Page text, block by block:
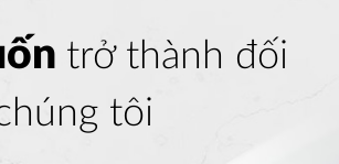
trở thành đối
tôi